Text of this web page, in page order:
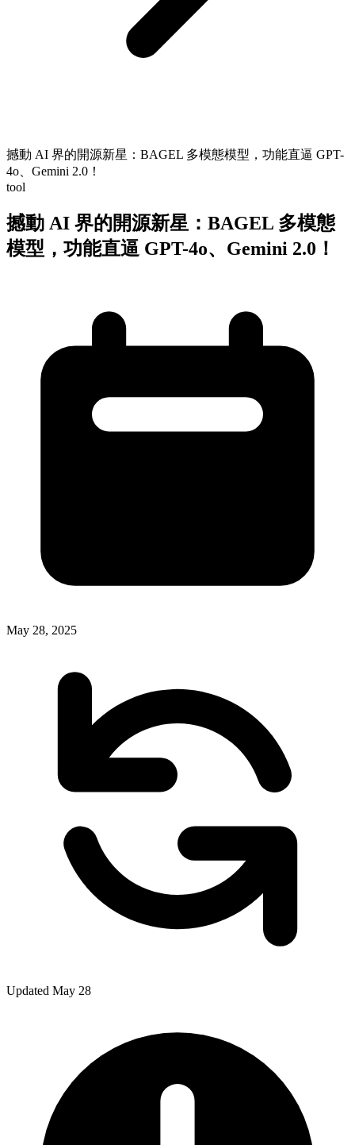
撼動 AI 界的開源新星：BAGEL 多模態模型，功能直逼 GPT-
4o、Gemini 2.0！
tool
撼動 AI 界的開源新星：BAGEL 多模態
模型，功能直逼 GPT-4o、Gemini 2.0！
May 28, 2025
Updated May 28